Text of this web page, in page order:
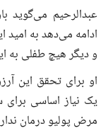
عبدالرحیم می‌گوید
ادامه می‌دهد به امید
و دیگر هیچ طفلی به
او برای تحقق این
یک نیاز اساسی برای
مرض پولیو درمان